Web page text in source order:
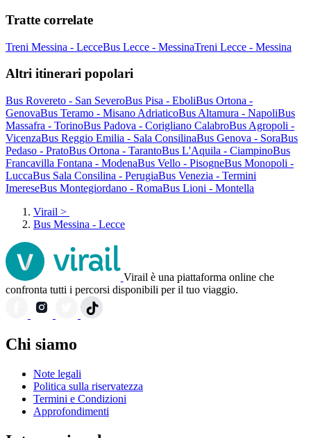
Tratte correlate
Treni Messina - LecceBus Lecce - MessinaTreni Lecce - Messina
Altri itinerari popolari
Bus Rovereto - San SeveroBus Pisa - EboliBus Ortona -
GenovaBus Teramo - Misano AdriaticoBus Altamura - NapoliBus
Massafra - TorinoBus Padova - Corigliano CalabroBus Agropoli -
VicenzaBus Reggio Emilia - Sala ConsilinaBus Genova - SoraBus
Pedaso - PratoBus Ortona - TarantoBus L'Aquila - CiampinoBus
Francavilla Fontana - ModenaBus Vello - PisogneBus Monopoli -
LuccaBus Sala Consilina - PerugiaBus Venezia - Termini
ImereseBus Montegiordano - RomaBus Lioni - Montella
Virail >
Bus Messina - Lecce
Virail è una piattaforma online che
confronta tutti i percorsi disponibili per il tuo viaggio.
Chi siamo
Note legali
Politica sulla riservatezza
Termini e Condizioni
Approfondimenti